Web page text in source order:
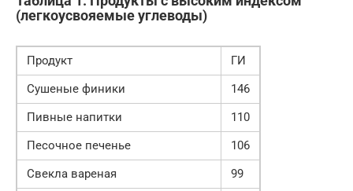
(легкоусвояемые углеводы)
Продукт
ГИ
Сушеные финики
146
Пивные напитки
110
Песочное печенье
106
Свекла вареная
99